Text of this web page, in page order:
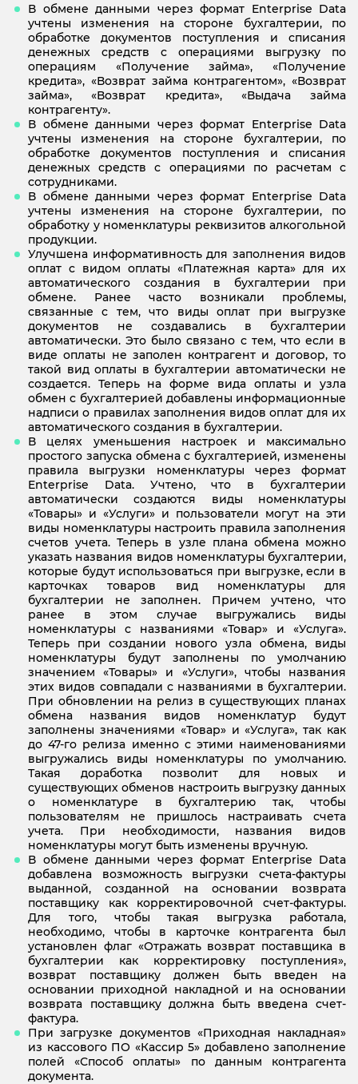
В обмене данными через формат Enterprise Data
учтены изменения на стороне бухгалтерии, по
обработке документов поступления и списания
денежных средств с операциями выгрузку по
операциям «Получение займа», «Получение
кредита», «Возврат займа контрагентом», «Возврат
займа», «Возврат кредита», «Выдача займа
контрагенту».
В обмене данными через формат Enterprise Data
учтены изменения на стороне бухгалтерии, по
обработке документов поступления и списания
денежных средств с операциями по расчетам с
сотрудниками.
В обмене данными через формат Enterprise Data
учтены изменения на стороне бухгалтерии, по
обработку у номенклатуры реквизитов алкогольной
продукции.
Улучшена информативность для заполнения видов
оплат с видом оплаты «Платежная карта» для их
автоматического создания в бухгалтерии при
обмене. Ранее часто возникали проблемы,
связанные с тем, что виды оплат при выгрузке
документов не создавались в бухгалтерии
автоматически. Это было связано с тем, что если в
виде оплаты не заполен контрагент и договор, то
такой вид оплаты в бухгалтерии автоматически не
создается. Теперь на форме вида оплаты и узла
обмен с бухгалтерией добавлены информационные
надписи о правилах заполнения видов оплат для их
автоматического создания в бухгалтерии.
В целях уменьшения настроек и максимально
простого запуска обмена с бухгалтерией, изменены
правила выгрузки номенклатуры через формат
Enterprise Data. Учтено, что в бухгалтерии
автоматически создаются виды номенклатуры
«Товары» и «Услуги» и пользователи могут на эти
виды номенклатуры настроить правила заполнения
счетов учета. Теперь в узле плана обмена можно
указать названия видов номенклатуры бухгалтерии,
которые будут использоваться при выгрузке, если в
карточках товаров вид номенклатуры для
бухгалтерии не заполнен. Причем учтено, что
ранее в этом случае выгружались виды
номенклатуры с названиями «Товар» и «Услуга».
Теперь при создании нового узла обмена, виды
номенклатуры будут заполнены по умолчанию
значением «Товары» и «Услуги», чтобы названия
этих видов совпадали с названиями в бухгалтерии.
При обновлении на релиз в существующих планах
обмена названия видов номенклатур будут
заполнены значениями «Товар» и «Услуга», так как
до 47-го релиза именно с этими наименованиями
выгружались виды номенклатуры по умолчанию.
Такая доработка позволит для новых и
существующих обменов настроить выгрузку данных
о номенклатуре в бухгалтерию так, чтобы
пользователям не пришлось настраивать счета
учета. При необходимости, названия видов
номенклатуры могут быть изменены вручную.
В обмене данными через формат Enterprise Data
добавлена возможность выгрузки счета-фактуры
выданной, созданной на основании возврата
поставщику как корректировочной счет-фактуры.
Для того, чтобы такая выгрузка работала,
необходимо, чтобы в карточке контрагента был
установлен флаг «Отражать возврат поставщика в
бухгалтерии как корректировку поступления»,
возврат поставщику должен быть введен на
основании приходной накладной и на основании
возврата поставщику должна быть введена счет-
фактура.
При загрузке документов «Приходная накладная»
из кассового ПО «Кассир 5» добавлено заполнение
полей «Способ оплаты» по данным контрагента
документа.